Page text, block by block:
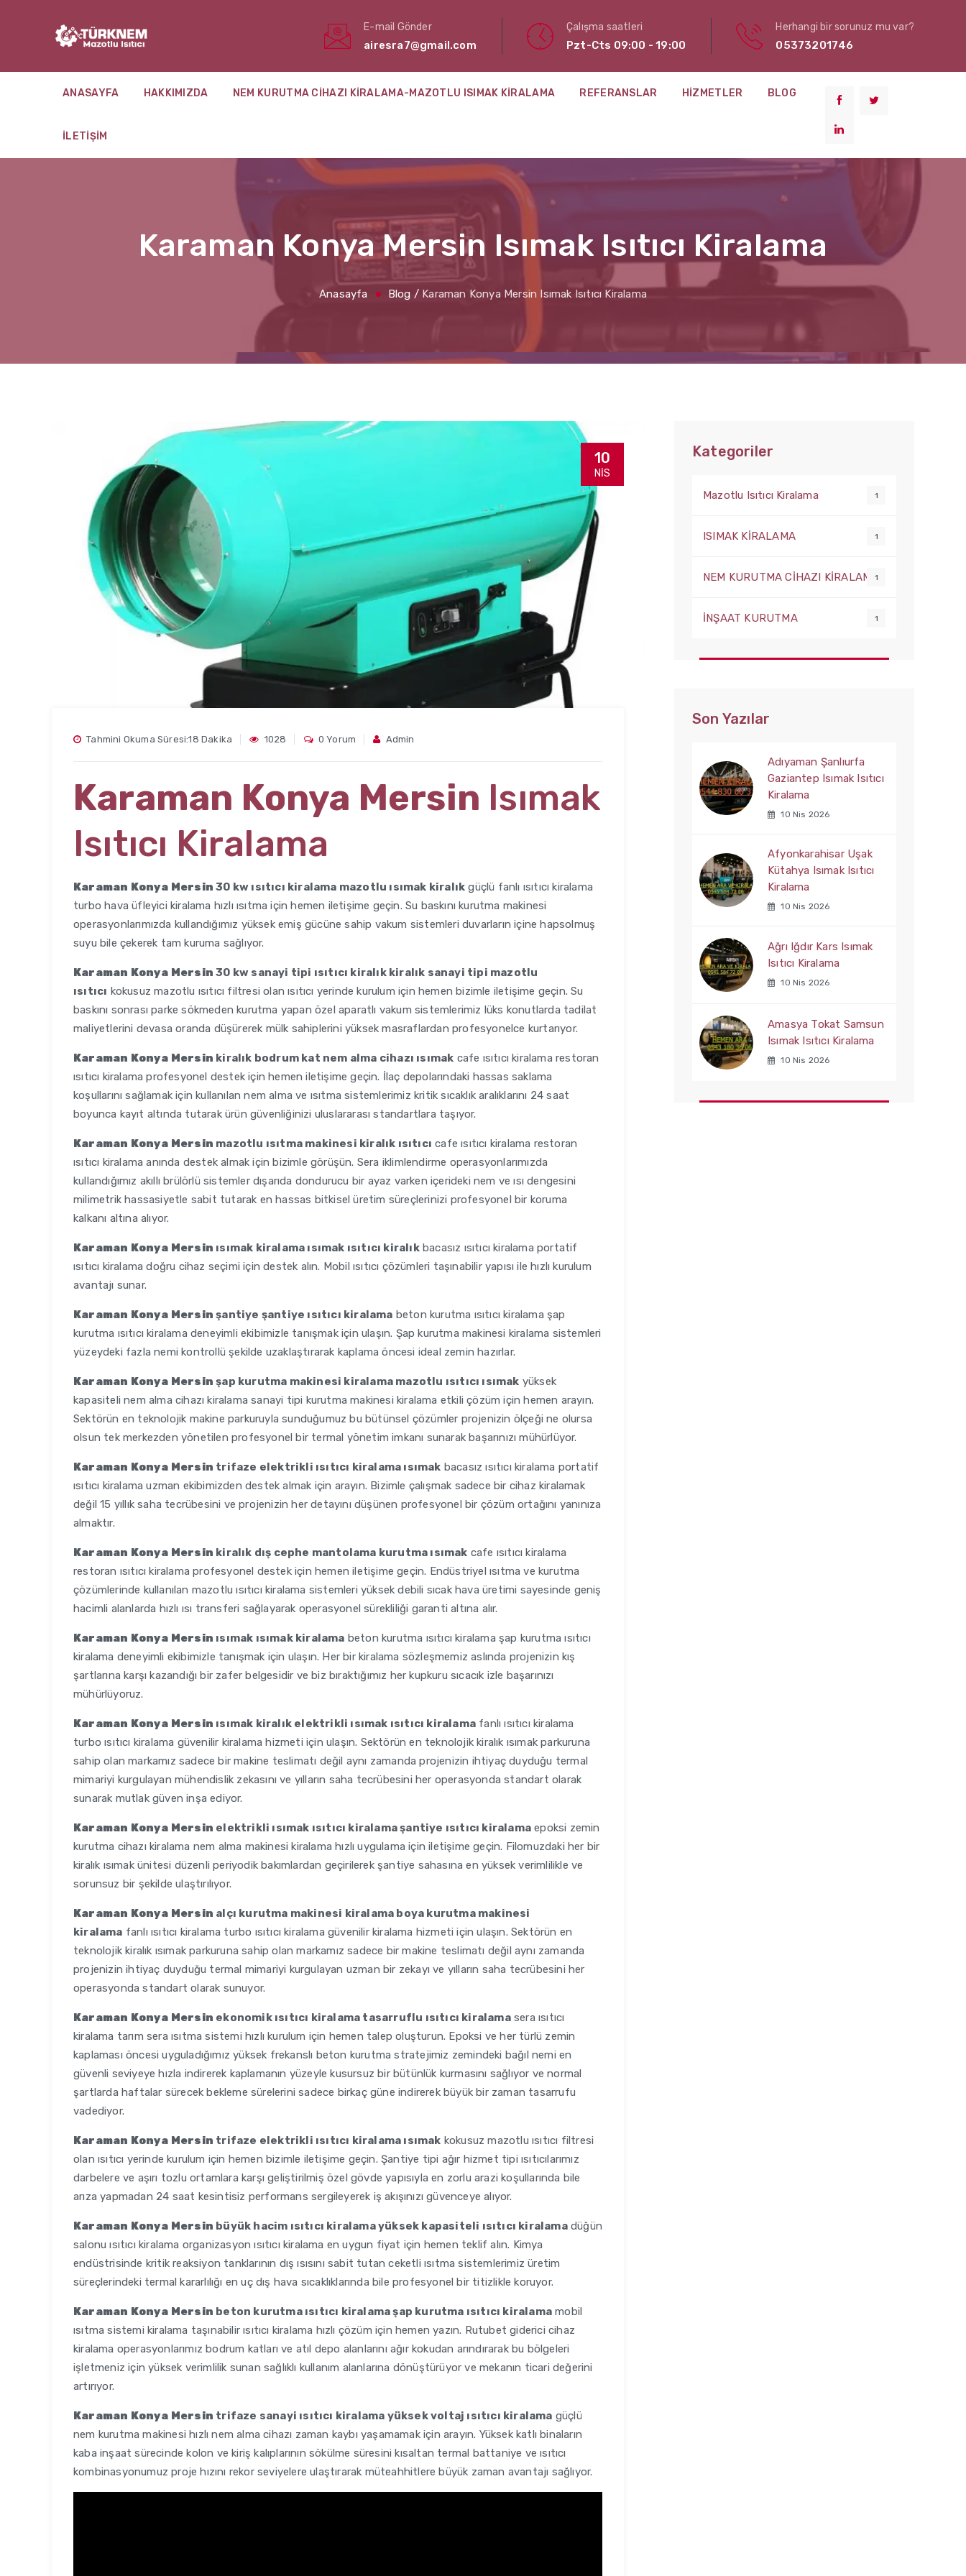
E-mail Gönder
airesra7@gmail.com
Çalışma saatleri
Pzt-Cts 09:00 - 19:00
Herhangi bir sorunuz mu var?
05373201746
ANASAYFA HAKKIMIZDA NEM KURUTMA CIHAZI KIRALAMA-MAZOTLU ISIMAK KIRALAMA REFERANSLAR HIZMETLER BLOG
İLETIŞIM
Karaman Konya Mersin Isımak Isıtıcı Kiralama
Anasayfa Blog / Karaman Konya Mersin Isımak Isıtıcı Kiralama
10
NIS
Tahmini Okuma Süresi:18 Dakika 1028 0 Yorum Admin
Karaman Konya Mersin Isımak
Isıtıcı Kiralama
Karaman Konya Mersin 30 kw ısıtıcı kiralama mazotlu ısımak kiralık güçlü fanlı ısıtıcı kiralama
turbo hava üfleyici kiralama hızlı ısıtma için hemen iletişime geçin. Su baskını kurutma makinesi
operasyonlarımızda kullandığımız yüksek emiş gücüne sahip vakum sistemleri duvarların içine hapsolmuş
suyu bile çekerek tam kuruma sağlıyor.
Karaman Konya Mersin 30 kw sanayi tipi ısıtıcı kiralık kiralık sanayi tipi mazotlu
ısıtıcı kokusuz mazotlu ısıtıcı filtresi olan ısıtıcı yerinde kurulum için hemen bizimle iletişime geçin. Su
baskını sonrası parke sökmeden kurutma yapan özel aparatlı vakum sistemlerimiz lüks konutlarda tadilat
maliyetlerini devasa oranda düşürerek mülk sahiplerini yüksek masraflardan profesyonelce kurtarıyor.
Karaman Konya Mersin kiralık bodrum kat nem alma cihazı ısımak cafe ısıtıcı kiralama restoran
ısıtıcı kiralama profesyonel destek için hemen iletişime geçin. İlaç depolarındaki hassas saklama
koşullarını sağlamak için kullanılan nem alma ve ısıtma sistemlerimiz kritik sıcaklık aralıklarını 24 saat
boyunca kayıt altında tutarak ürün güvenliğinizi uluslararası standartlara taşıyor.
Karaman Konya Mersin mazotlu ısıtma makinesi kiralık ısıtıcı cafe ısıtıcı kiralama restoran
ısıtıcı kiralama anında destek almak için bizimle görüşün. Sera iklimlendirme operasyonlarımızda
kullandığımız akıllı brülörlü sistemler dışarıda dondurucu bir ayaz varken içerideki nem ve ısı dengesini
milimetrik hassasiyetle sabit tutarak en hassas bitkisel üretim süreçlerinizi profesyonel bir koruma
kalkanı altına alıyor.
Karaman Konya Mersin ısımak kiralama ısımak ısıtıcı kiralıkbacasız ısıtıcı kiralama portatif
ısıtıcı kiralama doğru cihaz seçimi için destek alın. Mobil ısıtıcı çözümleri taşınabilir yapısı ile hızlı kurulum
avantajı sunar.
Karaman Konya Mersin şantiye şantiye ısıtıcı kiralama beton kurutma ısıtıcı kiralama şap
kurutma ısıtıcı kiralama deneyimli ekibimizle tanışmak için ulaşın. Şap kurutma makinesi kiralama sistemleri
yüzeydeki fazla nemi kontrollü şekilde uzaklaştırarak kaplama öncesi ideal zemin hazırlar.
Karaman Konya Mersin şap kurutma makinesi kiralama mazotlu ısıtıcı ısımak yüksek
kapasiteli nem alma cihazı kiralama sanayi tipi kurutma makinesi kiralama etkili çözüm için hemen arayın.
Sektörün en teknolojik makine parkuruyla sunduğumuz bu bütünsel çözümler projenizin ölçeği ne olursa
olsun tek merkezden yönetilen profesyonel bir termal yönetim imkanı sunarak başarınızı mühürlüyor.
Karaman Konya Mersin trifaze elektrikli ısıtıcı kiralama ısımak bacasız ısıtıcı kiralama portatif
ısıtıcı kiralama uzman ekibimizden destek almak için arayın. Bizimle çalışmak sadece bir cihaz kiralamak
değil 15 yıllık saha tecrübesini ve projenizin her detayını düşünen profesyonel bir çözüm ortağını yanınıza
almaktır.
Karaman Konya Mersin kiralık dış cephe mantolama kurutma ısımak cafe ısıtıcı kiralama
restoran ısıtıcı kiralama profesyonel destek için hemen iletişime geçin. Endüstriyel ısıtma ve kurutma
çözümlerinde kullanılan mazotlu ısıtıcı kiralama sistemleri yüksek debili sıcak hava üretimi sayesinde geniş
hacimli alanlarda hızlı ısı transferi sağlayarak operasyonel sürekliliği garanti altına alır.
Karaman Konya Mersin ısımak ısımak kiralama beton kurutma ısıtıcı kiralama şap kurutma ısıtıcı
kiralama deneyimli ekibimizle tanışmak için ulaşın. Her bir kiralama sözleşmemiz aslında projenizin kış
şartlarına karşı kazandığı bir zafer belgesidir ve biz bıraktığımız her kupkuru sıcacık izle başarınızı
mühürlüyoruz.
Karaman Konya Mersin ısımak kiralık elektrikli ısımak ısıtıcı kiralama fanlı ısıtıcı kiralama
turbo ısıtıcı kiralama güvenilir kiralama hizmeti için ulaşın. Sektörün en teknolojik kiralık ısımak parkuruna
sahip olan markamız sadece bir makine teslimatı değil aynı zamanda projenizin ihtiyaç duyduğu termal
mimariyi kurgulayan mühendislik zekasını ve yılların saha tecrübesini her operasyonda standart olarak
sunarak mutlak güven inşa ediyor.
Karaman Konya Mersin elektrikli ısımak ısıtıcı kiralama şantiye ısıtıcı kiralama epoksi zemin
kurutma cihazı kiralama nem alma makinesi kiralama hızlı uygulama için iletişime geçin. Filomuzdaki her bir
kiralık ısımak ünitesi düzenli periyodik bakımlardan geçirilerek şantiye sahasına en yüksek verimlilikle ve
sorunsuz bir şekilde ulaştırılıyor.
Karaman Konya Mersin alçı kurutma makinesi kiralama boya kurutma makinesi
kiralama fanlı ısıtıcı kiralama turbo ısıtıcı kiralama güvenilir kiralama hizmeti için ulaşın. Sektörün en
teknolojik kiralık ısımak parkuruna sahip olan markamız sadece bir makine teslimatı değil aynı zamanda
projenizin ihtiyaç duyduğu termal mimariyi kurgulayan uzman bir zekayı ve yılların saha tecrübesini her
operasyonda standart olarak sunuyor.
Karaman Konya Mersin ekonomik ısıtıcı kiralama tasarruflu ısıtıcı kiralamasera ısıtıcı
kiralama tarım sera ısıtma sistemi hızlı kurulum için hemen talep oluşturun. Epoksi ve her türlü zemin
kaplaması öncesi uyguladığımız yüksek frekanslı beton kurutma stratejimiz zemindeki bağıl nemi en
güvenli seviyeye hızla indirerek kaplamanın yüzeyle kusursuz bir bütünlük kurmasını sağlıyor ve normal
şartlarda haftalar sürecek bekleme sürelerini sadece birkaç güne indirerek büyük bir zaman tasarrufu
vadediyor.
Karaman Konya Mersin trifaze elektrikli ısıtıcı kiralama ısımak kokusuz mazotlu ısıtıcı filtresi
olan ısıtıcı yerinde kurulum için hemen bizimle iletişime geçin. Şantiye tipi ağır hizmet tipi ısıtıcılarımız
darbelere ve aşırı tozlu ortamlara karşı geliştirilmiş özel gövde yapısıyla en zorlu arazi koşullarında bile
arıza yapmadan 24 saat kesintisiz performans sergileyerek iş akışınızı güvenceye alıyor.
Karaman Konya Mersin büyük hacim ısıtıcı kiralama yüksek kapasiteli ısıtıcı kiralamadüğün
salonu ısıtıcı kiralama organizasyon ısıtıcı kiralama en uygun fiyat için hemen teklif alın. Kimya
endüstrisinde kritik reaksiyon tanklarının dış ısısını sabit tutan ceketli ısıtma sistemlerimiz üretim
süreçlerindeki termal kararlılığı en uç dış hava sıcaklıklarında bile profesyonel bir titizlikle koruyor.
Karaman Konya Mersin beton kurutma ısıtıcı kiralama şap kurutma ısıtıcı kiralama mobil
ısıtma sistemi kiralama taşınabilir ısıtıcı kiralama hızlı çözüm için hemen yazın. Rutubet giderici cihaz
kiralama operasyonlarımız bodrum katları ve atıl depo alanlarını ağır kokudan arındırarak bu bölgeleri
işletmeniz için yüksek verimlilik sunan sağlıklı kullanım alanlarına dönüştürüyor ve mekanın ticari değerini
artırıyor.
Karaman Konya Mersin trifaze sanayi ısıtıcı kiralama yüksek voltaj ısıtıcı kiralama güçlü
nem kurutma makinesi hızlı nem alma cihazı zaman kaybı yaşamamak için arayın. Yüksek katlı binaların
kaba inşaat sürecinde kolon ve kiriş kalıplarının sökülme süresini kısaltan termal battaniye ve ısıtıcı
kombinasyonumuz proje hızını rekor seviyelere ulaştırarak müteahhitlere büyük zaman avantajı sağlıyor.
Kategoriler
Mazotlu Isıtıcı Kiralama 1
ISIMAK KİRALAMA 1
NEM KURUTMA CİHAZI KİRALAMA1
İNŞAAT KURUTMA 1
Son Yazılar
Adıyaman Şanlıurfa
Gaziantep Isımak Isıtıcı
Kiralama
10 Nis 2026
Afyonkarahisar Uşak
Kütahya Isımak Isıtıcı
Kiralama
10 Nis 2026
Ağrı Iğdır Kars Isımak
Isıtıcı Kiralama
10 Nis 2026
Amasya Tokat Samsun
Isımak Isıtıcı Kiralama
10 Nis 2026